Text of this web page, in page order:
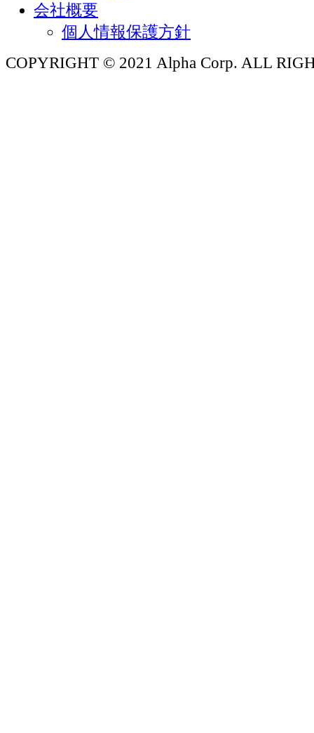
会社概要
個人情報保護方針
COPYRIGHT © 2021 Alpha Corp. ALL